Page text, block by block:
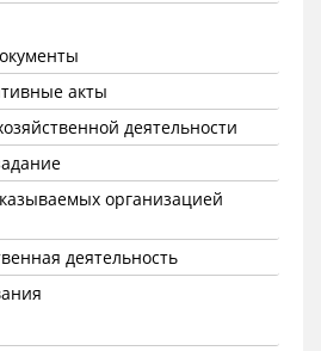
акты
деятельности
организацией
деятельность